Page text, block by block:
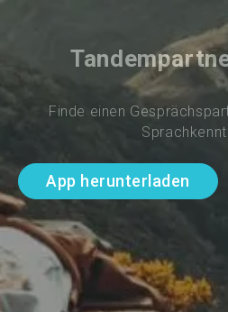
Finde einen
App herunterladen